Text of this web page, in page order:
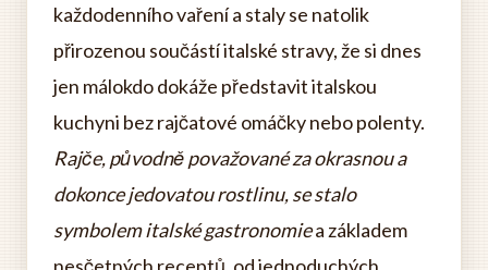
každodenního vaření a staly se natolik
přirozenou součástí italské stravy, že si dnes
jen málokdo dokáže představit italskou
kuchyni bez rajčatové omáčky nebo polenty.
Rajče, původně považované za okrasnou a
dokonce jedovatou rostlinu, se stalo
symbolem italské gastronomiea základem